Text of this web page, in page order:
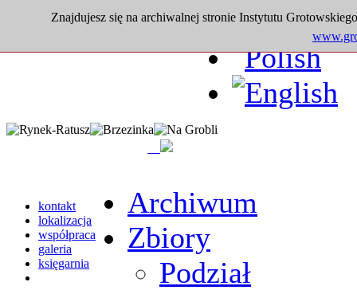
Znajdujesz się na archiwalnej stronie Instytutu
kontakt
lokalizacja
współpraca
galeria
księgarnia
Archiwum
Zbiory
Podział